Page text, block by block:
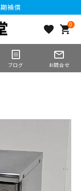
補償
favorite 0
shopping_cart
ブログ
mail_outline
お問合せ